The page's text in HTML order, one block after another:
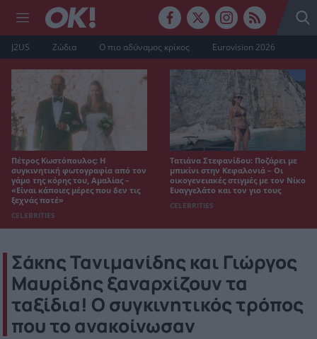
J2US Ζώδια Ο πιο αδύναμος κρίκος Eurovision 2026
Πέτρος Κωστόπουλος: Η
συγκινητική φωτογραφία από τον
γάμο της κόρης του, Αμαλίας –
«Είναι κάποιες μέρες που δεν τις
ξεχνάς ποτέ»
CELEBRITIES
Τατιάνα Στεφανίδου: Ποζάρει με
μπικίνι στην Κεφαλονιά – Οι
οικογενειακές στιγμές με τον Νίκο
Ευαγγελάτο και τον γιο τους
CELEBRITIES
Σάκης Τανιμανίδης και Γιώργος
Μαυρίδης ξαναρχίζουν τα
ταξίδια! Ο συγκινητικός τρόπος
που το ανακοίνωσαν